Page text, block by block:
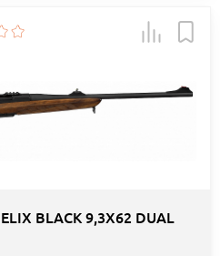
BLACK 9,3X62 DUAL